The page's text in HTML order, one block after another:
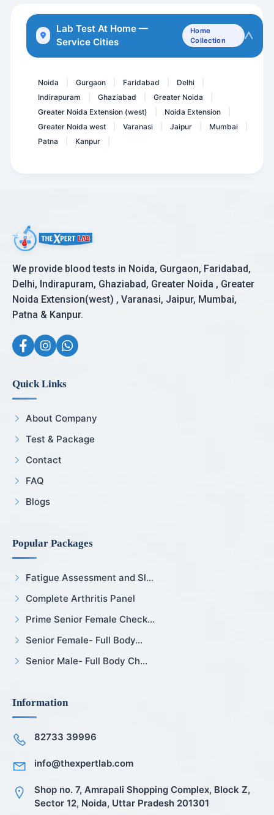
Anti Phospholipid Antibod...
PLGF-PLACENTAL GROWTH FAC...
Lab Test At Home —
Service Cities
Home
Collection
Noida Gurgaon Faridabad Delhi
Indirapuram
Ghaziabad Greater Noida
Greater Noida Extension (west)
Noida Extension
Greater Noida west
Varanasi Jaipur Mumbai
Patna
Kanpur
We provide blood tests in Noida, Gurgaon, Faridabad,
Delhi, Indirapuram, Ghaziabad, Greater Noida , Greater
Noida Extension(west) , Varanasi, Jaipur, Mumbai,
Patna & Kanpur.
Quick Links
About Company
Test & Package
Contact
FAQ
Blogs
Popular Packages
Fatigue Assessment and Sl...
Complete Arthritis Panel
Prime Senior Female Check...
Senior Female- Full Body...
Senior Male- Full Body Ch...
Information
82733 39996
info@thexpertlab.com
Shop no. 7, Amrapali Shopping Complex, Block Z,
Sector 12, Noida, Uttar Pradesh 201301